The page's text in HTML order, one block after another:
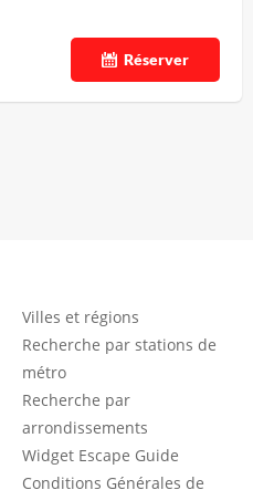
Réserver
Villes et régions
Recherche par stations de
métro
Recherche par
arrondissements
Widget Escape Guide
Conditions Générales de